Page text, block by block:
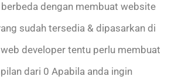
dengan membuat website
sudah tersedia & dipasarkan di
developer tentu perlu membuat
dari 0 Apabila anda ingin